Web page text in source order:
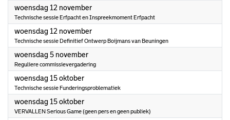
woensdag 12 november2025
Technische sessie Erfpacht en Inspreekmoment Erfpacht
woensdag 12 november2025
Technische sessie Definitief Ontwerp Boijmans van Beuningen
woensdag 5 november2025
Reguliere commissievergadering
woensdag 15 oktober2025
Technische sessie Funderingsproblematiek
woensdag 15 oktober2025
VERVALLEN Serious Game (geen pers en geen publiek)